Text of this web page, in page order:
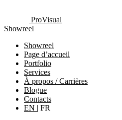
ProVisual
Showreel
Showreel
Page d’accueil
Portfolio
Services
À propos / Carrières
Blogue
Contacts
EN | FR